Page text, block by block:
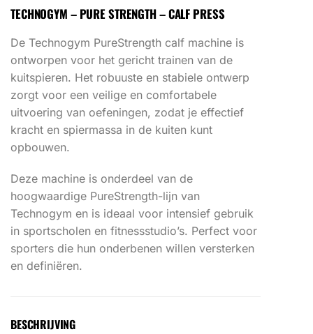
TECHNOGYM – PURE STRENGTH – CALF PRESS
De Technogym PureStrength calf machine is
ontworpen voor het gericht trainen van de
kuitspieren. Het robuuste en stabiele ontwerp
zorgt voor een veilige en comfortabele
uitvoering van oefeningen, zodat je effectief
kracht en spiermassa in de kuiten kunt
opbouwen.
Deze machine is onderdeel van de
hoogwaardige PureStrength-lijn van
Technogym en is ideaal voor intensief gebruik
in sportscholen en fitnessstudio’s. Perfect voor
sporters die hun onderbenen willen versterken
en definiëren.
BESCHRIJVING